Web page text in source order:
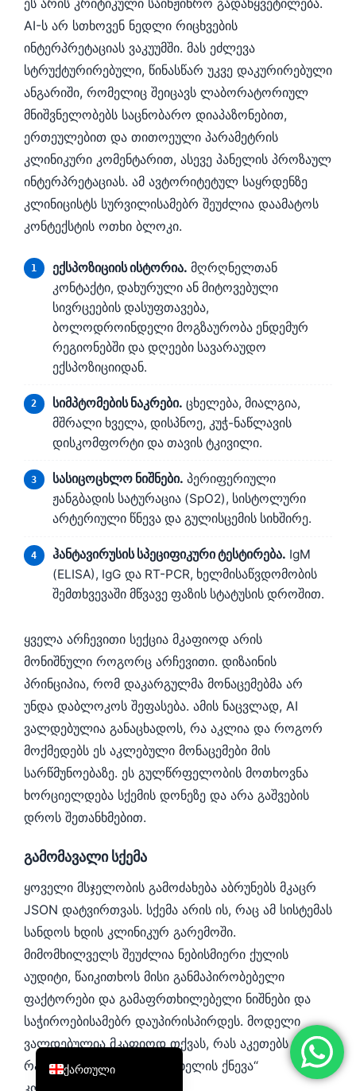
ეს არის კრიტიკული საინჟინრო გადაწყვეტილება.
AI-ს არ სთხოვენ ნედლი რიცხვების
ინტერპრეტაციას ვაკუუმში. მას ეძლევა
სტრუქტურირებული, წინასწარ უკვე დაკურირებული
ანგარიში, რომელიც შეიცავს ლაბორატორიულ
მნიშვნელობებს საცნობარო დიაპაზონებით,
ერთეულებით და თითოეული პარამეტრის
კლინიკური კომენტარით, ასევე პანელის პროზაულ
ინტერპრეტაციას. ამ ავტორიტეტულ საყრდენზე
კლინიცისტს სურვილისამებრ შეუძლია დაამატოს
კონტექსტის ოთხი ბლოკი.
ექსპოზიციის ისტორია. მღრღნელთან
კონტაქტი, დახურული ან მიტოვებული
სივრცეების დასუფთავება,
ბოლოდროინდელი მოგზაურობა ენდემურ
რეგიონებში და დღეები სავარაუდო
ექსპოზიციიდან.
სიმპტომების ნაკრები. ცხელება, მიალგია,
მშრალი ხველა, დისპნოე, კუჭ-ნაწლავის
დისკომფორტი და თავის ტკივილი.
სასიცოცხლო ნიშნები. პერიფერიული
ჟანგბადის სატურაცია (SpO2), სისტოლური
არტერიული წნევა და გულისცემის სიხშირე.
ჰანტავირუსის სპეციფიკური ტესტირება. IgM
(ELISA), IgG და RT-PCR, ხელმისაწვდომობის
შემთხვევაში მწვავე ფაზის სტატუსის დროშით.
ყველა არჩევითი სექცია მკაფიოდ არის
მონიშნული როგორც არჩევითი. დიზაინის
პრინციპია, რომ დაკარგულმა მონაცემებმა არ
უნდა დაბლოკოს შეფასება. ამის ნაცვლად, AI
ვალდებულია განაცხადოს, რა აკლია და როგორ
მოქმედებს ეს აკლებული მონაცემები მის
სარწმუნოებაზე. ეს გულწრფელობის მოთხოვნა
ხორციელდება სქემის დონეზე და არა გაშვების
დროს შეთანხმებით.
გამომავალი სქემა
ყოველი მსჯელობის გამოძახება აბრუნებს მკაცრ
JSON დატვირთვას. სქემა არის ის, რაც ამ სისტემას
სანდოს ხდის კლინიკურ გარემოში.
მიმომხილველს შეუძლია ნებისმიერი ქულის
აუდიტი, წაიკითხოს მისი განმაპირობებელი
ფაქტორები და გამაფრთხილებელი ნიშნები და
საჭიროებისამებრ დაუპირისპირდეს. მოდელი
ვალდებულია მკაფიოდ თქვას, რას აკეთებს და
რას არ იცის. ბუნდოვანი „ხელის ქნევა“
ქართული
English
Deutsch
العربية
Français
עִבְרִית
Italiano
Español
Português
Türkçe
Română
简体中文
فارسی
Български
Dansk
Nederlands
Bahasa Indonesia
Հայերեն
Српски језик
Svenska
Azərbaycan dili
Eesti
Čeština
Русский
Lietuvių kalba
Polski
Slovenščina
Magyar
Shqip
বাংলা
اردو
मराठी
తెలుగు
தமிழ்
ગુજરાતી